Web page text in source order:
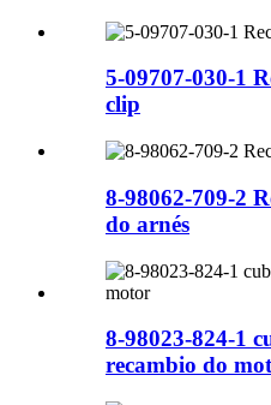
5-09707-030-1
clip
8-98062-709-2
do arnés
8-98023-824-1
recambio do